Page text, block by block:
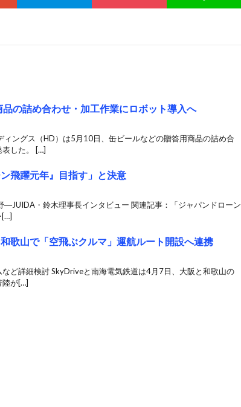
の詰め合わせ・加工作業にロボット導入へ
ィングス（HD）は5月10日、缶ビールなどの贈答用商品の詰め合
表した。 […]
飛躍元年』目指す」と決意
―JUIDA・鈴木理事長インタビュー 関連記事：「ジャパンドローン
[…]
歌山で「空飛ぶクルマ」運航ルート開設へ連携
ど詳細検討 SkyDriveと南海電気鉄道は4月7日、大阪と和歌山の
陸が[…]